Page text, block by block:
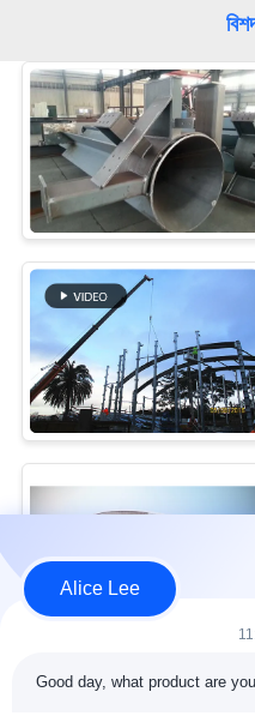
করুন
খবর
মামলা
সাইট
ম্যাপ
গোপনীয়তা
নীতি
Alice Lee
Good day, what product are